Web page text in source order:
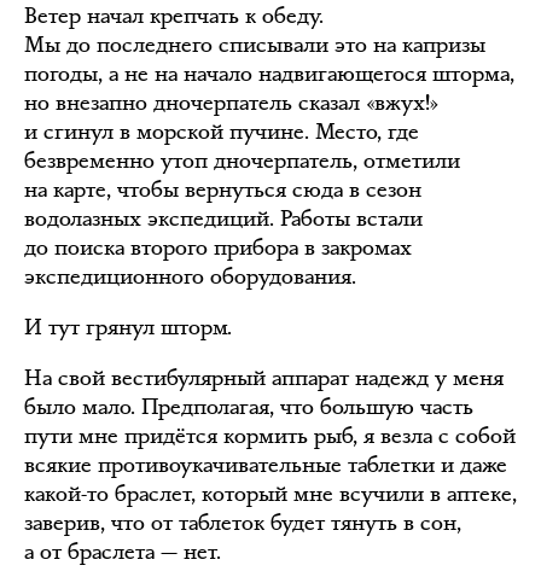
Ветер начал крепчать к обеду.
Мы до последнего списывали это на капризы
погоды, а не на начало надвигающегося шторма,
но внезапно дночерпатель сказал «вжух!»
и сгинул в морской пучине. Место, где
безвременно утоп дночерпатель, отметили
на карте, чтобы вернуться сюда в сезон
водолазных экспедиций. Работы встали
до поиска второго прибора в закромах
экспедиционного оборудования.
И тут грянул шторм.
На свой вестибулярный аппарат надежд у меня
было мало. Предполагая, что большую часть
пути мне придётся кормить рыб, я везла с собой
всякие противоукачивательные таблетки и даже
какой-то браслет, который мне всучили в аптеке,
заверив, что от таблеток будет тянуть в сон,
а от браслета — нет.